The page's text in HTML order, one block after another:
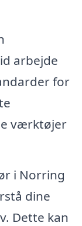
arbejde
for
værktøjer
i Norring
dine
Dette kan